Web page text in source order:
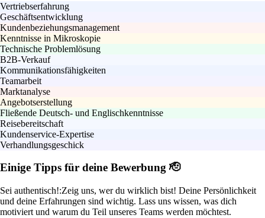
Vertriebserfahrung
Geschäftsentwicklung
Kundenbeziehungsmanagement
Kenntnisse in Mikroskopie
Technische Problemlösung
B2B-Verkauf
Kommunikationsfähigkeiten
Teamarbeit
Marktanalyse
Angebotserstellung
Fließende Deutsch- und Englischkenntnisse
Reisebereitschaft
Kundenservice-Expertise
Verhandlungsgeschick
Einige Tipps für deine Bewerbung 🫡
Sei authentisch!:Zeig uns, wer du wirklich bist! Deine Persönlichkeit
und deine Erfahrungen sind wichtig. Lass uns wissen, was dich
motiviert und warum du Teil unseres Teams werden möchtest.